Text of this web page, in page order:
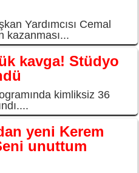
Yardımcısı Cemal
kazanması...
kavga! Stüdyo
kimliksiz 36
yeni Kerem
unuttum